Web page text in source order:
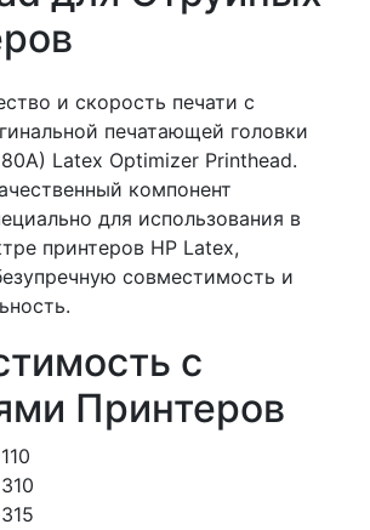
и скорость печати с
печатающей головки
Latex Optimizer Printhead.
компонент
для использования в
принтеров HP Latex,
совместимость и
с
Принтеров